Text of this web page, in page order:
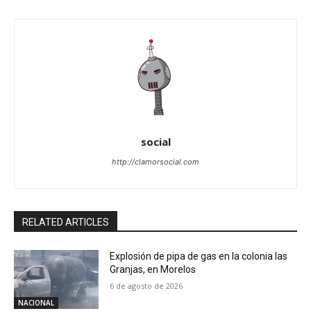
social
http://clamorsocial.com
RELATED ARTICLES
NACIONAL
Explosión de pipa de gas en la colonia las
Granjas, en Morelos
6 de agosto de 2026